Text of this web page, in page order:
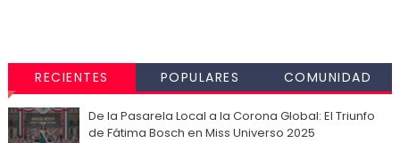
RECIENTES POPULARES COMUNIDAD
De la Pasarela Local a la Corona Global: El Triunfo
de Fátima Bosch en Miss Universo 2025